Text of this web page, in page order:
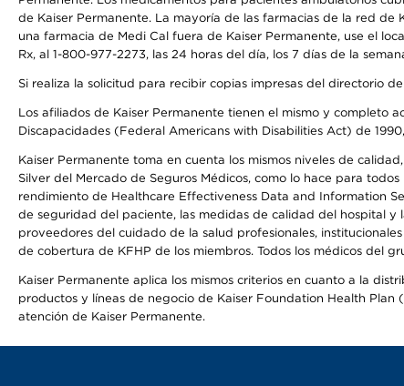
de Kaiser Permanente. La mayoría de las farmacias de la red
una farmacia de Medi Cal fuera de Kaiser Permanente, use el
Rx, al 1-800-977-2273, las 24 horas del día, los 7 días de la
Si realiza la solicitud para recibir copias impresas del directorio
Los afiliados de Kaiser Permanente tienen el mismo y completo
Discapacidades (Federal Americans with Disabilities Act) de
Kaiser Permanente toma en cuenta los mismos niveles de
Silver del Mercado de Seguros Médicos, como lo hace para
rendimiento de Healthcare Effectiveness Data and Information
de seguridad del paciente, las medidas de calidad del hospital y
proveedores del cuidado de la salud profesionales,
de cobertura de KFHP de los miembros. Todos los médicos del
Kaiser Permanente aplica los mismos criterios en cuanto a la
productos y líneas de negocio de Kaiser Foundation Health Plan
atención de Kaiser Permanente.